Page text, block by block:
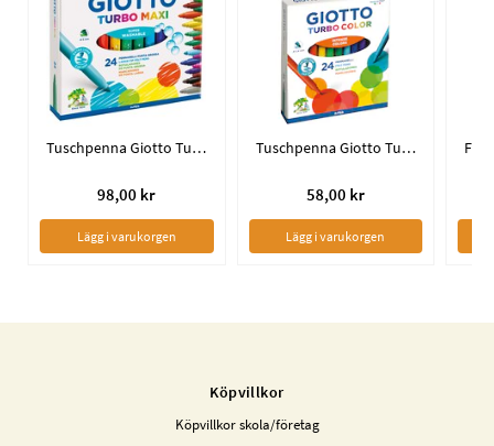
Tuschpenna Giotto Turbo Maxi / 24-pack
98,00 kr
Lägg i varukorgen
Tuschpenna Giotto Turbo Color / 24-pack
58,00 kr
Lägg i varukorgen
Köpvillkor
Köpvillkor skola/företag